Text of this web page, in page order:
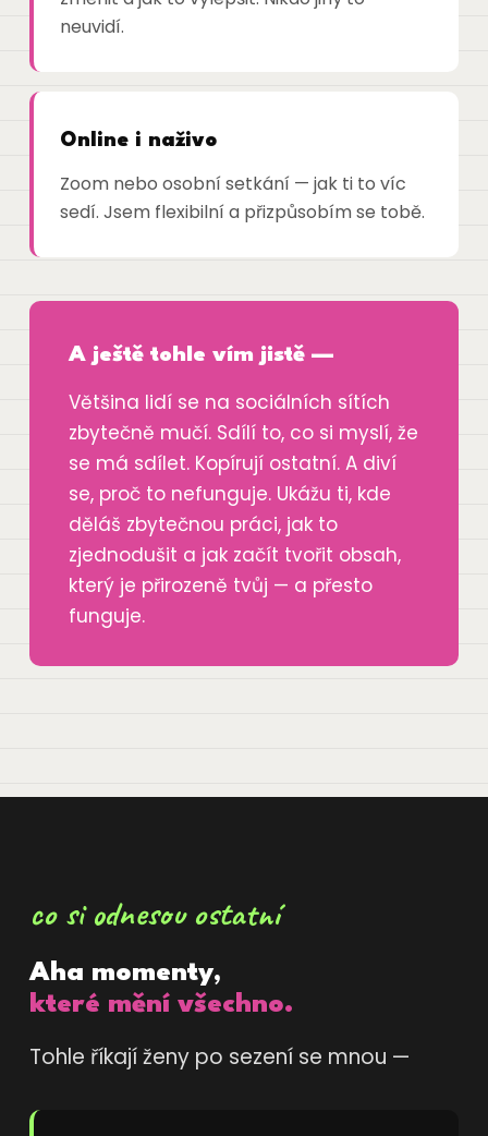
neuvidí.
Online i naživo
Zoom nebo osobní setkání — jak ti to víc
sedí. Jsem flexibilní a přizpůsobím se tobě.
A ještě tohle vím jistě —
Většina lidí se na sociálních sítích
zbytečně mučí. Sdílí to, co si myslí, že
se má sdílet. Kopírují ostatní. A diví
se, proč to nefunguje. Ukážu ti, kde
děláš zbytečnou práci, jak to
zjednodušit a jak začít tvořit obsah,
který je přirozeně tvůj — a přesto
funguje.
co si odnesou ostatní
Aha momenty,
které mění všechno.
Tohle říkají ženy po sezení se mnou —